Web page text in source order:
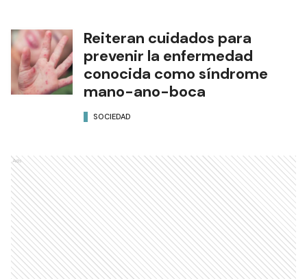
Reiteran cuidados para
prevenir la enfermedad
conocida como síndrome
mano-ano-boca
SOCIEDAD
Ads